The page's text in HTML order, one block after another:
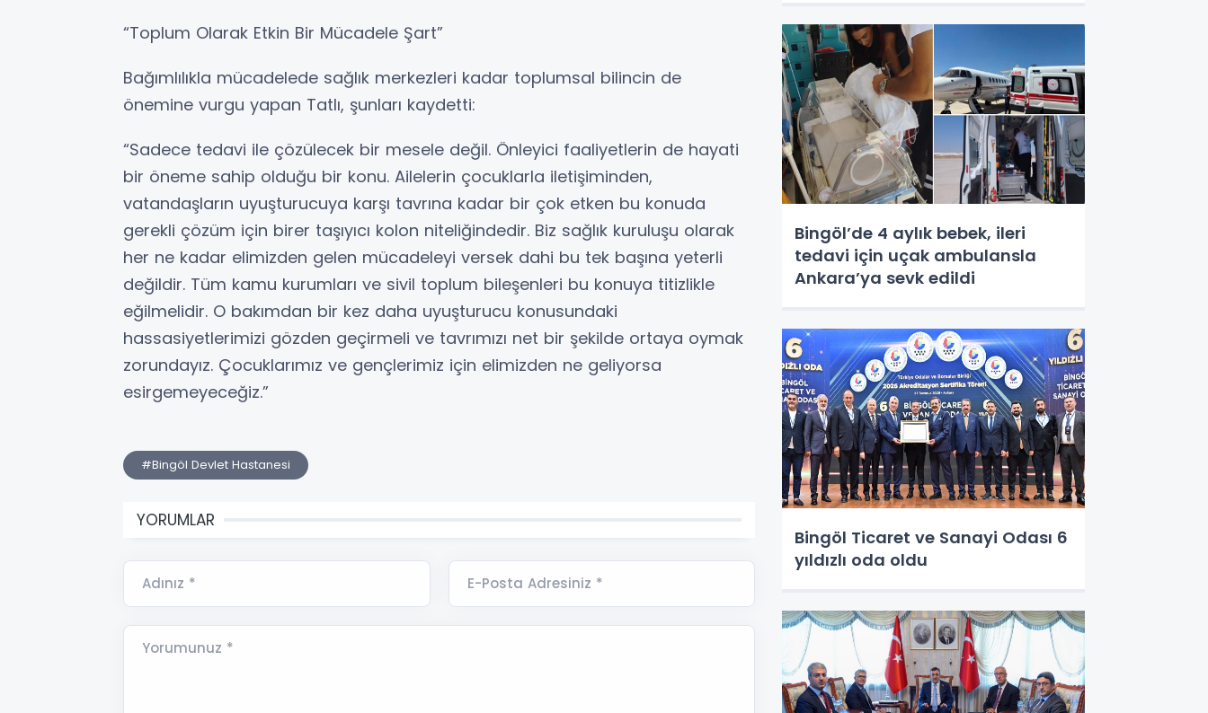
“Toplum Olarak Etkin Bir Mücadele Şart”
Bağımlılıkla mücadelede sağlık merkezleri kadar toplumsal bilincin de
önemine vurgu yapan Tatlı, şunları kaydetti:
“Sadece tedavi ile çözülecek bir mesele değil. Önleyici faaliyetlerin de hayati
bir öneme sahip olduğu bir konu. Ailelerin çocuklarla iletişiminden,
vatandaşların uyuşturucuya karşı tavrına kadar bir çok etken bu konuda
gerekli çözüm için birer taşıyıcı kolon niteliğindedir. Biz sağlık kuruluşu olarak
her ne kadar elimizden gelen mücadeleyi versek dahi bu tek başına yeterli
değildir. Tüm kamu kurumları ve sivil toplum bileşenleri bu konuya titizlikle
eğilmelidir. O bakımdan bir kez daha uyuşturucu konusundaki
hassasiyetlerimizi gözden geçirmeli ve tavrımızı net bir şekilde ortaya oymak
zorundayız. Çocuklarımız ve gençlerimiz için elimizden ne geliyorsa
esirgemeyeceğiz.”
#Bingöl Devlet Hastanesi
YORUMLAR
Adınız * E-Posta Adresiniz *
Yorumunuz *
Bingöl’de 4 aylık bebek, ileri
tedavi için uçak ambulansla
Ankara’ya sevk edildi
Bingöl Ticaret ve Sanayi Odası 6
yıldızlı oda oldu